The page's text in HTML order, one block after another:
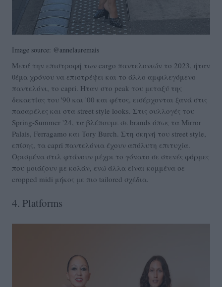
Image source: @annelauremais
Μετά την επιστροφή των cargo παντελονιών το 2023, ήταν
θέμα χρόνου να επιστρέψει και το άλλο αμφιλεγόμενο
παντελόνι, το capri. Ήταν στο peak του μεταξύ της
δεκαετίας του '90 και '00 και φέτος, εισέρχονται ξανά στις
πασαρέλες και στα street style looks. Στις συλλογές του
Spring-Summer '24, τα βλέπουμε σε brands όπως τα Mirror
Palais, Ferragamo και Tory Burch. Στη σκηνή του street style,
επίσης, τα capri παντελόνια έχουν απόλυτη επιτυχία.
Ορισμένα στιλ φτάνουν μέχρι το γόνατο σε στενές φόρμες
που μοιάζουν με κολάν, ενώ άλλα είναι κομμένα σε
cropped midi μήκος με πιο tailored σχέδια.
4. Platforms